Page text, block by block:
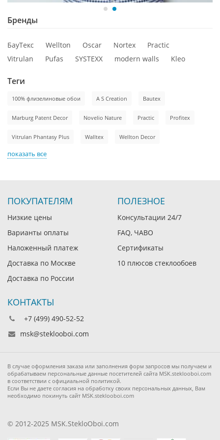
Бренды
БауТекс Wellton Oscar Nortex
Practic
Vitrulan
Pufas SYSTEXX modern walls Kleo
Теги
100% флизелиновые обои A S Creation Bautex
Marburg Patent Decor Novelio Nature Practic Profitex
Vitrulan Phantasy Plus Walltex Wellton Decor
показать все
ПОКУПАТЕЛЯМ
Низкие цены
Варианты оплаты
Наложенный платеж
Доставка по Москве
Доставка по России
ПОЛЕЗНОЕ
Консультации 24/7
FAQ, ЧАВО
Сертификаты
10 плюсов стеклообоев
КОНТАКТЫ
+7 (499) 490-52-52
msk@steklooboi.com
В случае оформления заказа или заполнения форм запросов мы получаем и
обрабатываем персональные данные посетителей сайта MSK.steklooboi.com
в соответствии с официальной политикой.
Если Вы не даете согласия на обработку своих персональных данных, Вам
необходимо покинуть сайт MSK.steklooboi.com
© 2012-2025 MSK.StekloOboi.com